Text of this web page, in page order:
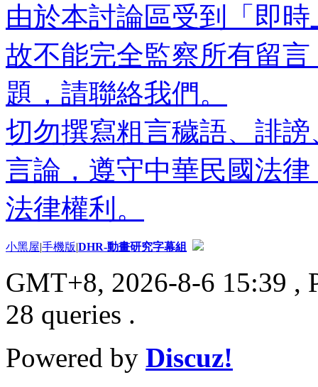
由於本討論區受到「即
故不能完全監察所有留
題，請聯絡我們。
切勿撰寫粗言穢語、誹
言論，遵守中華民國法
法律權利。
小黑屋|手機版|DHR-動畫研究字幕組
GMT+8, 2026-8-6 15:39 ,
28 queries .
Powered by Discuz!